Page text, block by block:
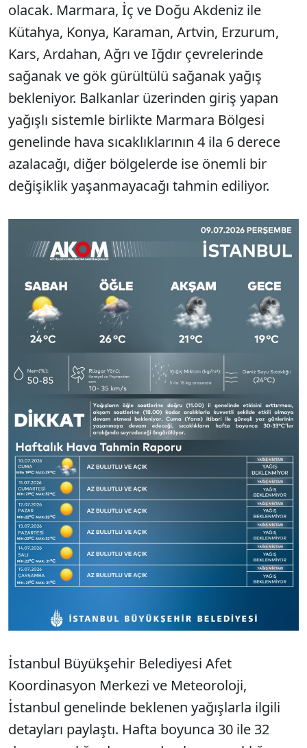
olacak. Marmara, İç ve Doğu Akdeniz ile
Kütahya, Konya, Karaman, Artvin, Erzurum,
Kars, Ardahan, Ağrı ve Iğdır çevrelerinde
sağanak ve gök gürültülü sağanak yağış
bekleniyor. Balkanlar üzerinden giriş yapan
yağışlı sistemle birlikte Marmara Bölgesi
genelinde hava sıcaklıklarının 4 ila 6 derece
azalacağı, diğer bölgelerde ise önemli bir
değişiklik yaşanmayacağı tahmin ediliyor.
İstanbul Büyükşehir Belediyesi Afet
Koordinasyon Merkezi ve Meteoroloji,
İstanbul genelinde beklenen yağışlarla ilgili
detayları paylaştı. Hafta boyunca 30 ile 32